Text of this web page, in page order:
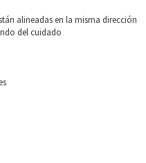
alineadas en la misma dirección
del cuidado